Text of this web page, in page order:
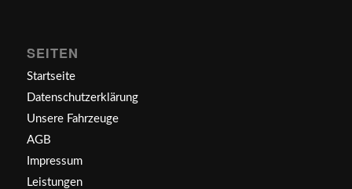
SEITEN
Startseite
Datenschutzerklärung
Unsere Fahrzeuge
AGB
Impressum
Leistungen